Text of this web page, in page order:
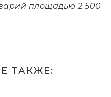
площадью 2 500
ТАКЖЕ: